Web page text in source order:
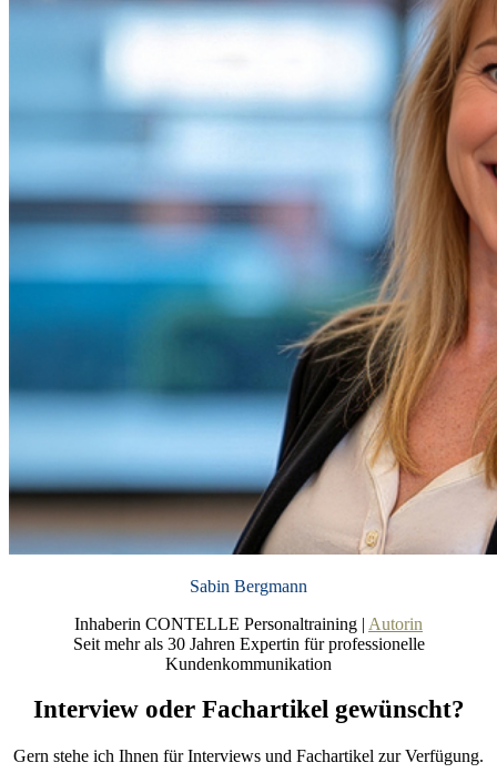
Sabin Bergmann
Inhaberin CONTELLE Personaltraining | Autorin
Seit mehr als 30 Jahren Expertin für professionelle
Kundenkommunikation
Interview oder Fachartikel gewünscht?
Gern stehe ich Ihnen für Interviews und Fachartikel zur Verfügung.